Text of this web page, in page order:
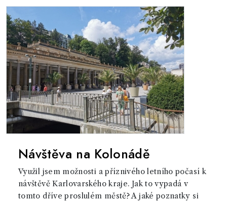
Návštěva na Kolonádě
Využil jsem možnosti a příznivého letního počasí k
návštěvě Karlovarského kraje. Jak to vypadá v
tomto dříve proslulém městě? A jaké poznatky si